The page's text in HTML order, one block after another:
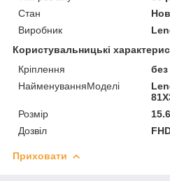
Стан
Виробник
Користувальницькі
Кріплення
НайменуванняМоделі
Розмір
Дозвіл
Приховати